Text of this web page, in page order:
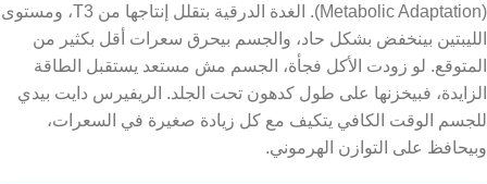
(Metabolic Adaptation). الغدة الدرقية بتقلل إنتاجها من T3، ومستوى
الليبتين بينخفض بشكل حاد، والجسم بيحرق سعرات أقل بكثير من
المتوقع. لو زودت الأكل فجأة، الجسم مش مستعد يستقبل الطاقة
الزايدة، فبيخزنها على طول كدهون تحت الجلد. الريفيرس دايت بيدي
للجسم الوقت الكافي يتكيف مع كل زيادة صغيرة في السعرات،
وبيحافظ على التوازن الهرموني.